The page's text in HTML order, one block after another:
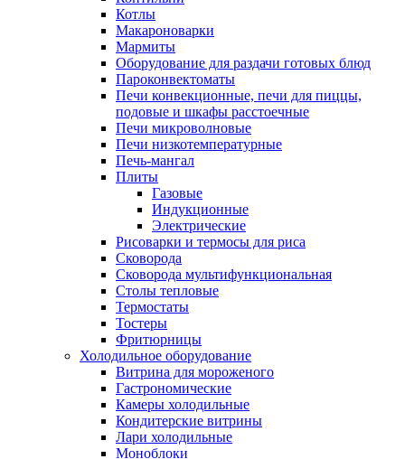
Котлы
Макароноварки
Мармиты
Оборудование для раздачи готовых блюд
Пароконвектоматы
Печи конвекционные, печи для пиццы,
подовые и шкафы расстоечные
Печи микроволновые
Печи низкотемпературные
Печь-мангал
Плиты
Газовые
Индукционные
Электрические
Рисоварки и термосы для риса
Сковорода
Сковорода мультифункциональная
Столы тепловые
Термостаты
Тостеры
Фритюрницы
Холодильное оборудование
Витрина для мороженого
Гастрономические
Камеры холодильные
Кондитерские витрины
Лари холодильные
Моноблоки